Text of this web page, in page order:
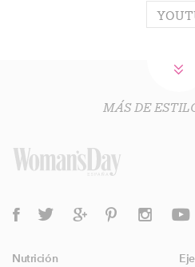
MÁS DE
Nutrición